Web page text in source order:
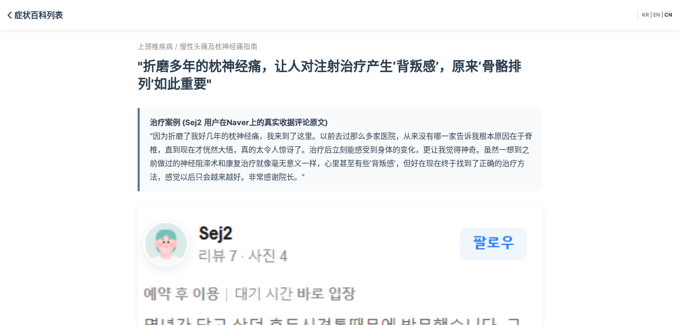
症状百科列表 KR EN CN
上颈椎疾病 / 慢性头痛及枕神经痛指南
"折磨多年的枕神经痛，让人对注射治疗产生‘背叛感’，原来‘骨骼排
列’如此重要"
治疗案例 (Sej2 用户在Naver上的真实收据评论原文)
"因为折磨了我好几年的枕神经痛，我来到了这里。以前去过那么多家医院，从来没有哪一家告诉我根本原因在于脊
椎，直到现在才恍然大悟，真的太令人惊讶了。治疗后立刻能感受到身体的变化，更让我觉得神奇。虽然一想到之
前做过的神经阻滞术和康复治疗就像毫无意义一样，心里甚至有些‘背叛感’，但好在现在终于找到了正确的治疗方
法，感觉以后只会越来越好。非常感谢院长。"